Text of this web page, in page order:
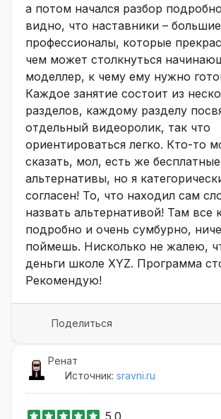
а потом начался разбор
видно, что наставники – большие
профессионалы, которые
чем может столкнуться
моделлер, к чему ему нужно
Каждое занятие состоит из
разделов, каждому разделу
отдельный видеоролик, так что
ориентироваться легко. Кто-то
сказать, мол, есть же бесплатные
альтернативы, но я
согласен! То, что находил сам
назвать альтернативой! Там все
подробно и очень сумбурно,
поймешь. Нисколько не жалею,
деньги школе XYZ. Программа
Рекомендую!
Поделиться
Ренат
Источник: sravni.ru
5.0